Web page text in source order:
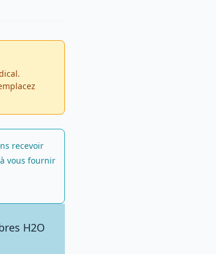
recevoir
vous fournir
H2O